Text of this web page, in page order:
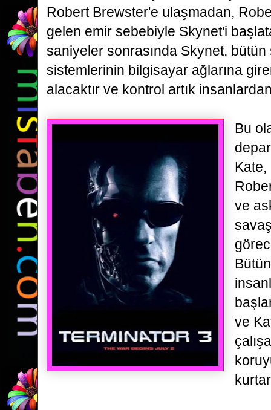
Robert Brewster'e ulaşmadan,
gelen emir sebebiyle Skynet'i
saniyeler sonrasında Skynet,
sistemlerinin bilgisayar ağlarına
alacaktır ve kontrol artık
Bu
Kate,
ve
ve